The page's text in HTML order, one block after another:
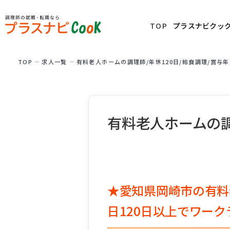
TOP プラスナビクッ
TOP 求⼈⼀覧 有料老人ホームの調理師/年休120日/給食調理/賞与
有料老人ホームの
★愛知県岡崎市の有
日120日以上でワー